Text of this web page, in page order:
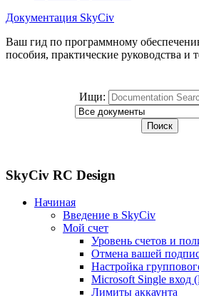
Документация SkyCiv
Ваш гид по программному
пособия, практические руководства и
Ищи:
SkyCiv RC Design
Начиная
Введение в SkyCiv
Мой счет
Уровень счетов и
Отмена вашей
Настройка
Microsoft Single вход
Лимиты аккаунта